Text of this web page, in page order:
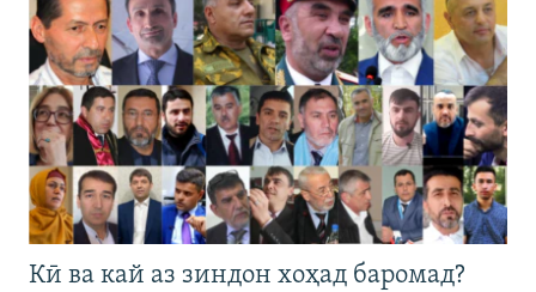
Кӣ ва кай аз зиндон хоҳад баромад?